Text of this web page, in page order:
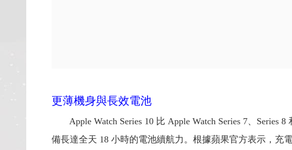
更薄機身與長效電池
Apple Watch Series 10 比 Apple Watch Series 7、
備長達全天 18 小時的電池續航力。根據蘋果官方表示，充